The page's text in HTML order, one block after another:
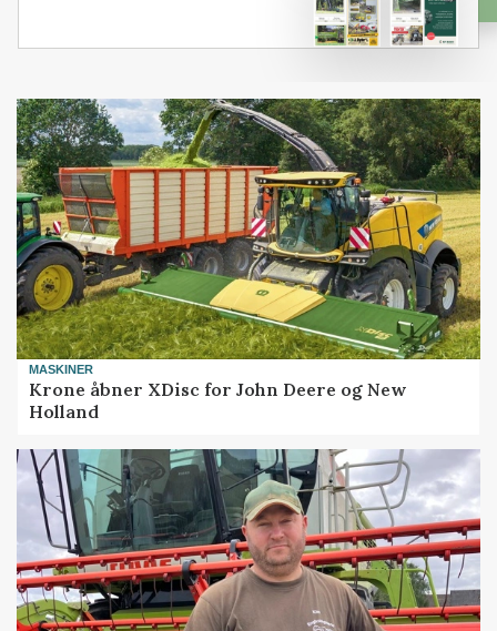
MASKINER
Krone åbner XDisc for John Deere og New
Holland